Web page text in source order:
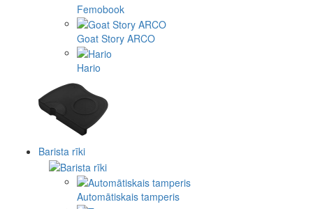
Femobook
Goat Story ARCO
Hario
Barista rīki
Automātiskais tamperis